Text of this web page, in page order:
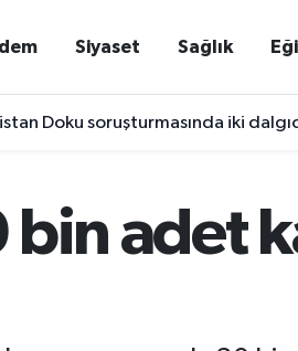
Siyaset Sağlık
Doku soruşturmasında iki
adet